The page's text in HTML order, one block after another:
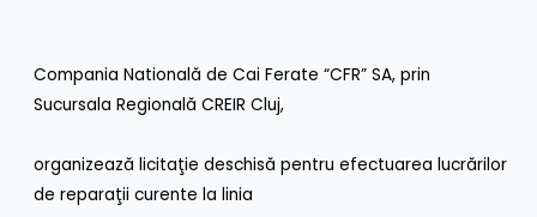
Compania Natională de Cai Ferate “CFR” SA, prin
Sucursala Regională CREIR Cluj,
organizează licitaţie deschisă pentru efectuarea lucrărilor
de reparaţii curente la linia